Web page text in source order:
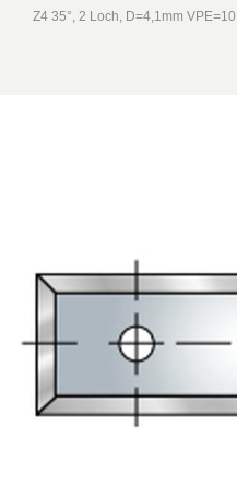
Z4 35°, 2 Loch, D=4,1mm